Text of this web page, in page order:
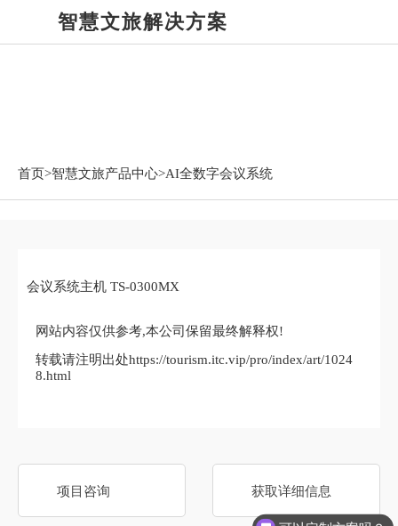
智慧文旅解决方案
首页>智慧文旅产品中心>AI全数字会议系统
会议系统主机 TS-0300MX
网站内容仅供参考,本公司保留最终解释权!
转载请注明出处https://tourism.itc.vip/pro/index/art/1024
8.html
项目咨询 获取详细信息